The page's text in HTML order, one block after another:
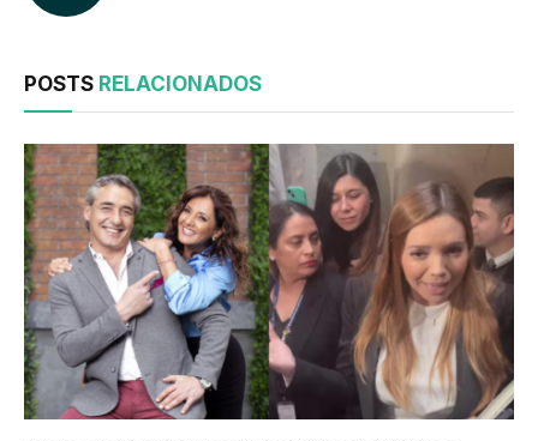
POSTS RELACIONADOS